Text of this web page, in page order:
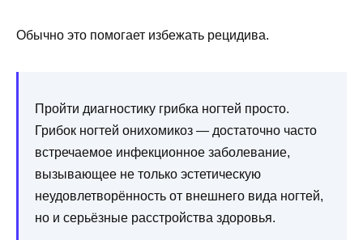
Обычно это помогает избежать рецидива.
Пройти диагностику грибка ногтей просто.
Грибок ногтей онихомикоз — достаточно часто
встречаемое инфекционное заболевание,
вызывающее не только эстетическую
неудовлетворённость от внешнего вида ногтей,
но и серьёзные расстройства здоровья.